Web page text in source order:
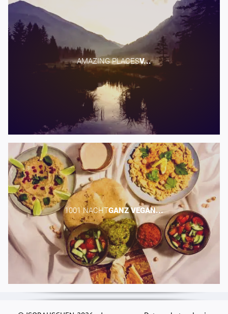
AMAZING PLACES​V...
1001 NACHT​GANZ VEGAN...